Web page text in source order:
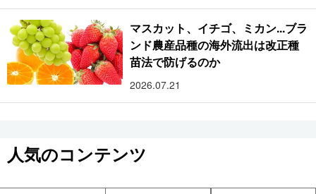
マスカット、イチゴ、ミカン...ブラ
ンド農産品種の海外流出は改正種
苗法で防げるのか
2026.07.21
人気のコンテンツ